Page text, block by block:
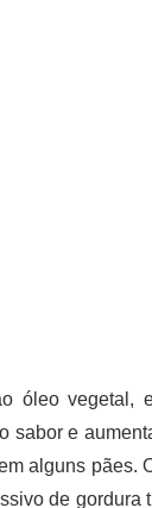
óleo vegetal,
sabor e
alguns pães.
de gordura